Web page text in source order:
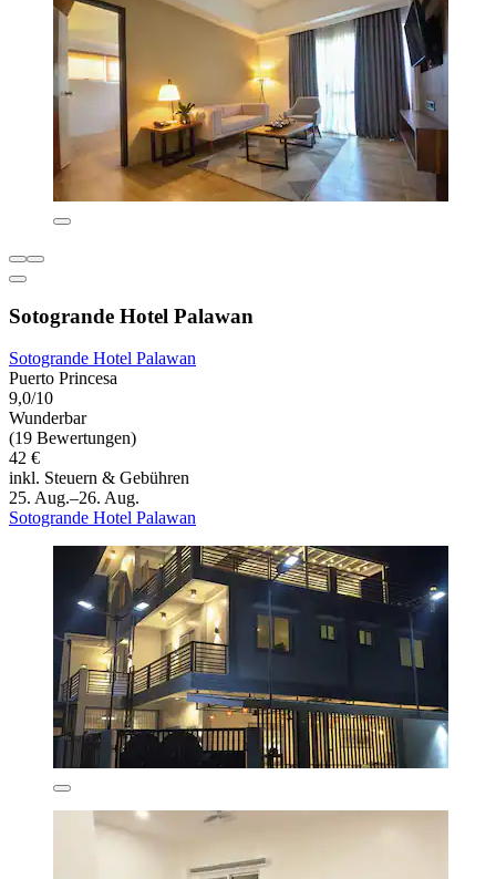
Sotogrande Hotel Palawan
Sotogrande Hotel Palawan
Puerto Princesa
9,0/10
Wunderbar
(19 Bewertungen)
42 €
inkl. Steuern & Gebühren
25. Aug.–26. Aug.
Sotogrande Hotel Palawan